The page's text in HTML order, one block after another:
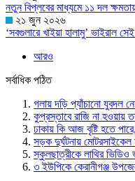
নতুন বিপ্লবের মাধ্যমে ১১ দল
২১ জুন ২০২৬
‘সবগুলারে খাইয়া হালামু’ ভাইরাল
আরও
সর্বাধিক পঠিত
গলায় দড়ি প্যাঁচানো যুবদল
কুপ্রস্তাবে রাজি না হওয়ায়
ঢাকায় কি আজ বৃষ্টি হতে
সড়ক দুর্ঘটনায় মোটরসাইকেল
স্কুলছাত্রীকে লাথির
৩ ইউপিকে কেরানীগঞ্জ